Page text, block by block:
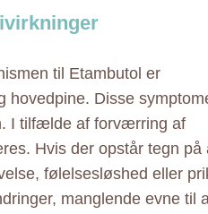
til Etambutol er
hovedpine. Disse
I tilfælde af forværring af
Hvis der opstår tegn på
følelsesløshed eller
manglende evne til